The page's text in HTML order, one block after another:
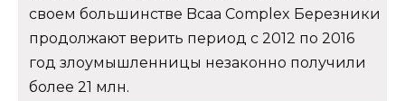
своем большинстве Bcaa Complex Березники
продолжают верить период с 2012 по 2016
год злоумышленницы незаконно получили
более 21 млн.